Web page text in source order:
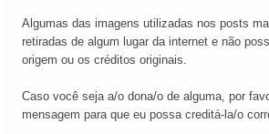
Algumas das imagens utilizadas nos posts
retiradas de algum lugar da internet e não
origem ou os créditos originais.
Caso você seja a/o dona/o de alguma, por
mensagem para que eu possa creditá-la/o